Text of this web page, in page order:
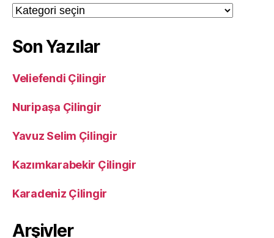
Kategoriler
Son Yazılar
Veliefendi Çilingir
Nuripaşa Çilingir
Yavuz Selim Çilingir
Kazımkarabekir Çilingir
Karadeniz Çilingir
Arşivler